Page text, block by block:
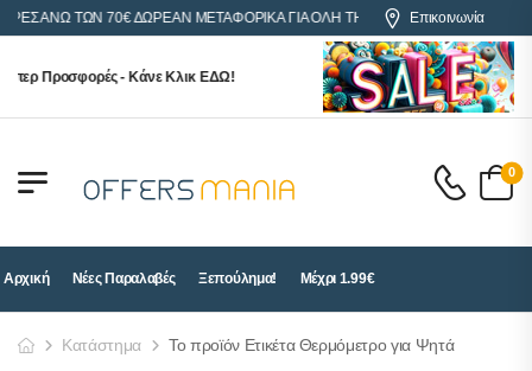
ΑΝΩ ΤΩΝ 70€ ΔΩΡΕΑΝ ΜΕΤΑΦΟΡΙΚΑ ΓΙΑ ΟΛΗ ΤΗΝ ΕΛΛΑΔΑΕπικοινωνία
Προσφορές - Κάνε Κλικ ΕΔΩ!
0
Αρχική Νέες Παραλαβές Ξεπούλημα! Μέχρι 1.99€
Κατάστημα Το προϊόν Ετικέτα Θερμόμετρο για Ψητά